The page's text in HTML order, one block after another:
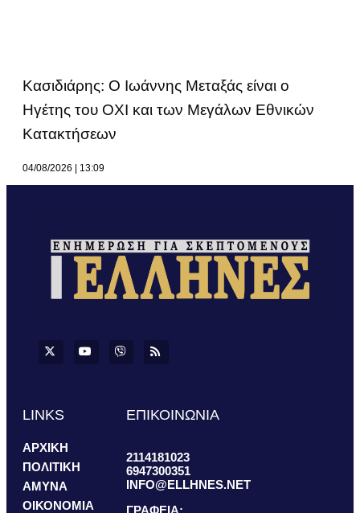
Κασιδιάρης: Ο Ιωάννης Μεταξάς είναι ο
Ηγέτης του ΟΧΙ και των Μεγάλων Εθνικών
Κατακτήσεων
04/08/2026 13:09
LINKS
ΑΡΧΙΚΗ
ΠΟΛΙΤΙΚΗ
ΑΜΥΝΑ
ΟΙΚΟΝΟΜΙΑ
ΕΠΙΚΟΙΝΩΝΙΑ
2114181023
6947300351
INFO@ELLHNES.NET